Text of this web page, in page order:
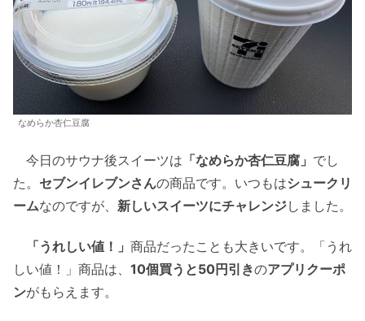
なめらか杏仁豆腐
今日のサウナ後スイーツは 「なめらか杏仁豆腐」 でし
た。 セブンイレブンさんの商品です。いつもはシュークリ
ームなのですが、 新しいスイーツにチャレンジしました。
「うれしい値！」 商品だったことも大きいです。「うれ
しい値！」商品は、 10個買うと50円引きのアプリクーポ
ンがもらえます。